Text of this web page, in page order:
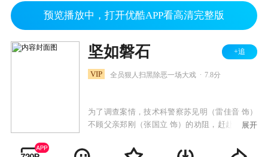
预览播放中，打开优酷APP看高清完整版
坚如磐石 +追
VIP 全员狠人扫黑除恶一场大戏 7.8分
为了调查案情，技术科警察苏见明（雷佳音 饰）
不顾父亲郑刚（张国立 饰）的劝阻，赶赴富商黎
田愚弄他人、手入火锅的猖狂戏码。随后，墙缝
展开